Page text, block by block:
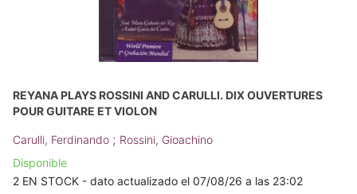
REYANA PLAYS ROSSINI AND CARULLI. DIX OUVERTURES
POUR GUITARE ET VIOLON
Carulli, Ferdinando ; Rossini, Gioachino
Disponible
2 EN STOCK - dato actualizado el 07/08/26 a las 23:02